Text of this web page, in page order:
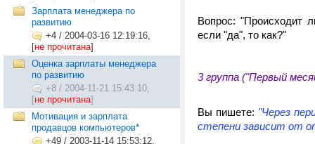
Зарплата менеджера по
развитию
+4 / 2004-03-16 12:19:16,
[не прочитана]
Оценка зарплаты менеджера
по развитию
+8 / 2004-11-21 15:43:10,
[не прочитана]
Мотивация и зарплата
продавцов компьютеров*
+49 / 2003-11-14 15:53:12,
Вопрос: "Происходит
если "да", то как?"
3 группа ("Первый
Вы пишете: "Через
степени зависит от